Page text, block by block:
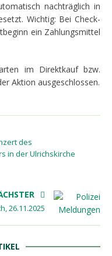
nachträglich in
Wichtig: Bei Check-
ein Zahlungsmittel
im Direktkauf bzw.
Aktion ausgeschlossen.
des
in der Ulrichskirche
26.11.2025